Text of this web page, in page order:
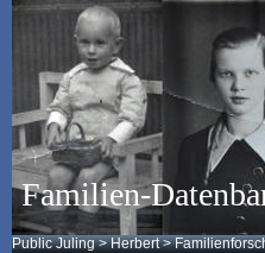
Familien-
Public Juling >Herbert >